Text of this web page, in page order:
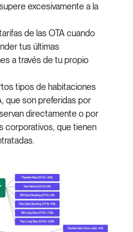
excesivamente a la
de las OTA cuando
tus últimas
a través de tu propio
tipos de habitaciones
que son preferidas por
directamente o por
corporativos, que tienen